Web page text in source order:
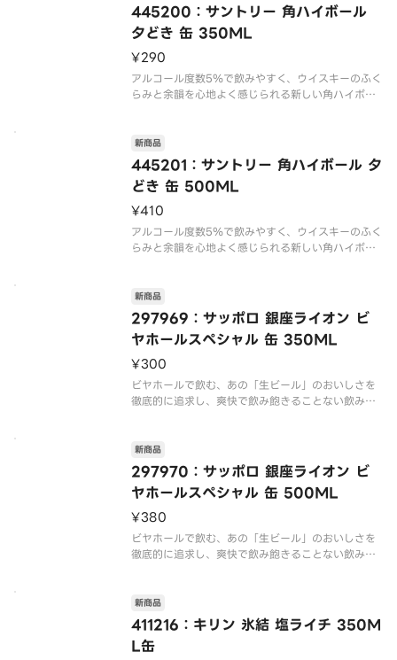
445200：サントリー 角ハイボール
夕どき 缶 350ML
¥290
アルコール度数5％で飲みやすく、ウイスキーのふく
らみと余韻を心地よく感じられる新しい角ハイボー
445201：サントリー 角ハイボール 夕
どき 缶 500ML
新商品
¥410
アルコール度数5％で飲みやすく、ウイスキーのふく
らみと余韻を心地よく感じられる新しい角ハイボー
297969：サッポロ 銀座ライオン ビ
ヤホールスペシャル 缶 350ML
新商品
¥300
ビヤホールで飲む、あの「生ビール」のおいしさを
徹底的に追求し、爽快で飲み飽きることない飲み口
297970：サッポロ 銀座ライオン ビ
ヤホールスペシャル 缶 500ML
新商品
¥380
ビヤホールで飲む、あの「生ビール」のおいしさを
徹底的に追求し、爽快で飲み飽きることない飲み口
411216：キリン 氷結 塩ライチ 350M
L缶
新商品